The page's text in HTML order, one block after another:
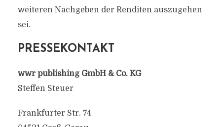
weiteren Nachgeben der Renditen auszugehen
sei.
PRESSEKONTAKT
wwr publishing GmbH & Co. KG
Steffen Steuer
Frankfurter Str. 74